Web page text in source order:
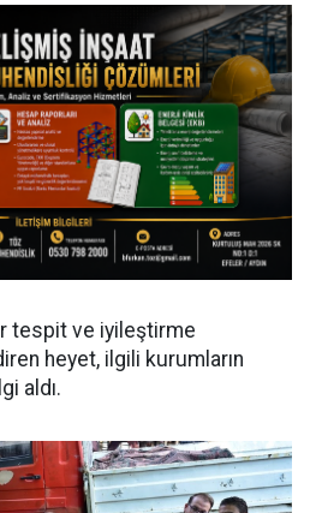
tespit ve iyileştirme
heyet, ilgili kurumların
aldı.